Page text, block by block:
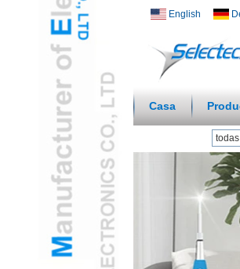
English
Casa
redL